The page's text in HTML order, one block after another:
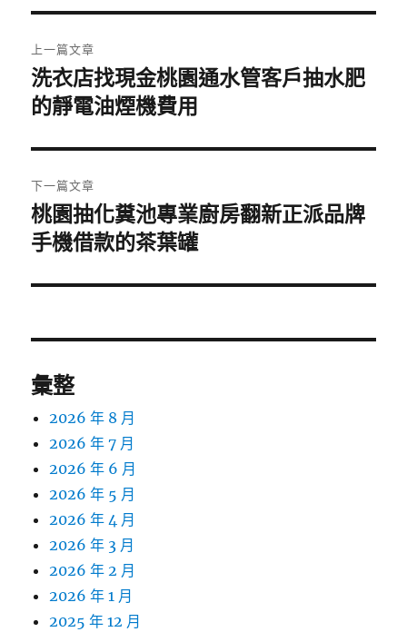
章
導
覽
上一篇文章
上
一
文
章:
洗衣店找現金桃園通水管客戶抽水肥
的靜電油煙機費用
下一篇文章
下
一
文
桃園抽化糞池專業廚房翻新正派品牌
手機借款的茶葉罐
彙整
2026 年 8 月
2026 年 7 月
2026 年 6 月
2026 年 5 月
2026 年 4 月
2026 年 3 月
2026 年 2 月
2026 年 1 月
2025 年 12 月